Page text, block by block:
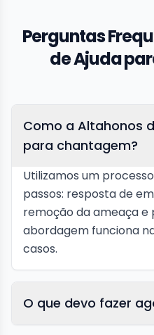
Perguntas
de Ajuda
Como a Altahonos
para chantagem?
Utilizamos um
passos: resposta de
remoção da ameaça e
abordagem funciona
casos.
O que devo fazer